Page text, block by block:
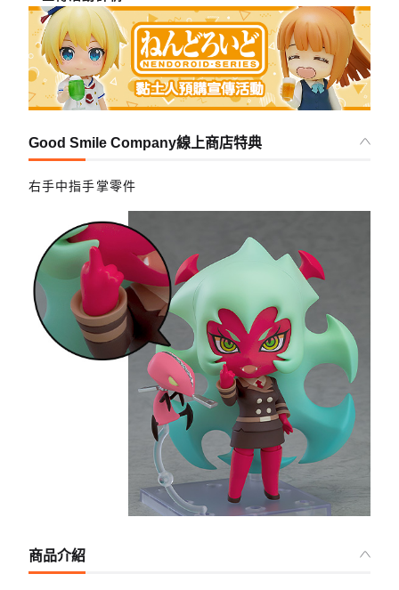
Good Smile Company線上商店特典
右手中指手掌零件
商品介紹